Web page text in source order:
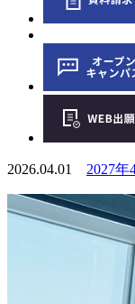
2026.04.01 2027